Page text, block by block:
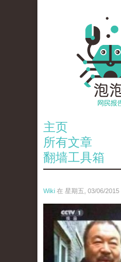
主页
所有文章
翻墙工具箱
Wiki 在 星期五, 03/06/2015
ai_wei_wei_.jpg